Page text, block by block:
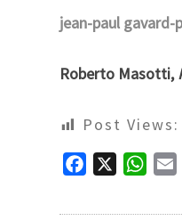
jean-paul gavard-
Roberto Masotti,
Post Views:
c
W
a